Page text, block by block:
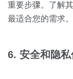
重要步骤。了解
最适合您的需求。
6. 安全和隐